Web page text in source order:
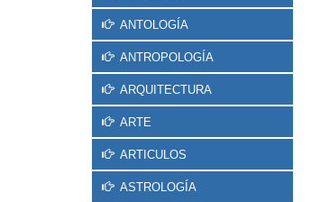
ANTOLOGÍA
ANTROPOLOGÍA
ARQUITECTURA
ARTE
ARTICULOS
ASTROLOGÍA